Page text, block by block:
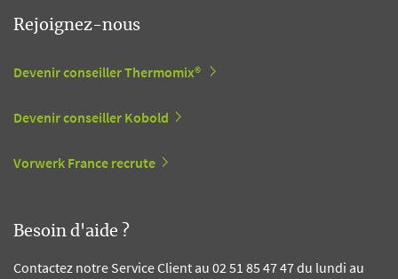
Rejoignez-nous
Devenir conseiller Thermomix®
Devenir conseiller Kobold
Vorwerk France recrute
Besoin d'aide ?
Contactez notre Service Client au 02 51 85 47 47 du lundi au